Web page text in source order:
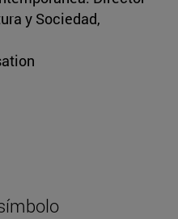
y Sociedad,